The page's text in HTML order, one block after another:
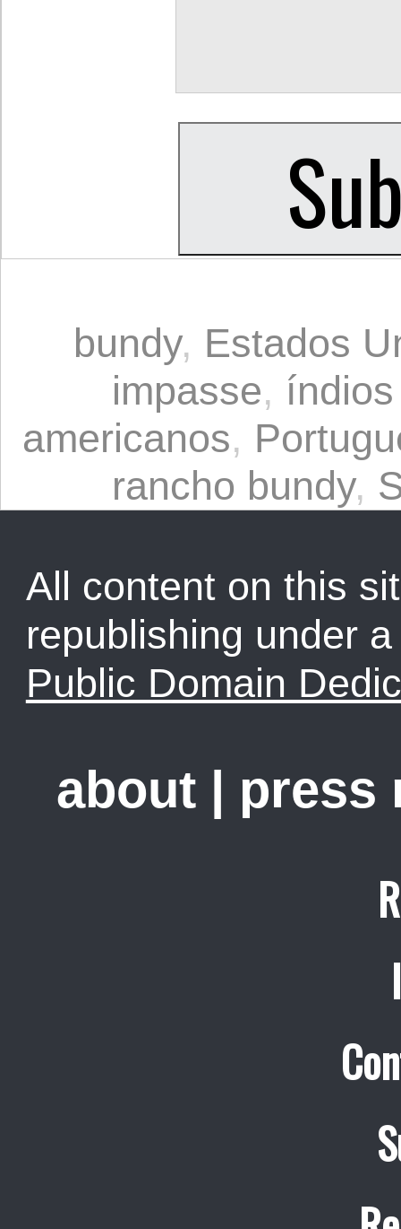
bundy, Estados
impasse,
americanos,
rancho bundy,
All content on this
republishing under
Public Domain
about press